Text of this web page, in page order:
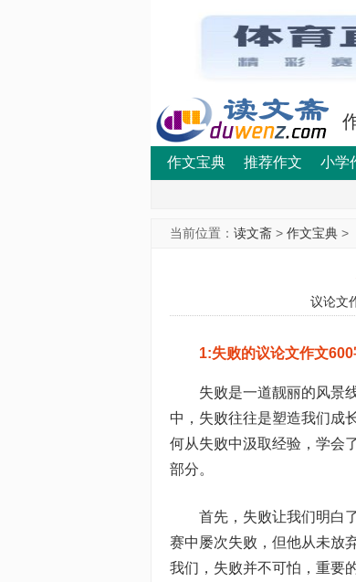
作文宝典 推荐作文 小学
当前位置： 读文斋> 作文宝典>
议论文
1:失败的议论文作文
失败是一道靓丽的风景
中，失败往往是塑造我们成
何从失败中汲取经验，学会
部分。
首先，失败让我们明白
赛中屡次失败，但他从未放
我们，失败并不可怕，重要